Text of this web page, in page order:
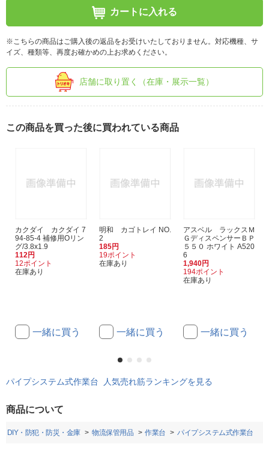
カートに入れる
※こちらの商品はご購入後の返品をお受けいたしておりません。対応機種、サ
イズ、種類等、再度お確かめの上お求めください。
店舗に取り置く（在庫・展示一覧）
この商品を買った後に買われている商品
カクダイ カクダイ 7
94-85-4 補修用Oリン
グ/3.8x1.9
112円
12ポイント
在庫あり
一緒に買う
明和 カゴトレイ NO.
2
185円
19ポイント
在庫あり
一緒に買う
アスベル ラックスＭ
ＧディスペンサーＢＰ
５５０ ホワイト A520
6
1,940円
194ポイント
在庫あり
一緒に買う
パイプシステム式作業台 人気売れ筋ランキングを見る
商品について
DIY・防犯・防災・金庫 物流保管用品 作業台 パイプシステム式作業台